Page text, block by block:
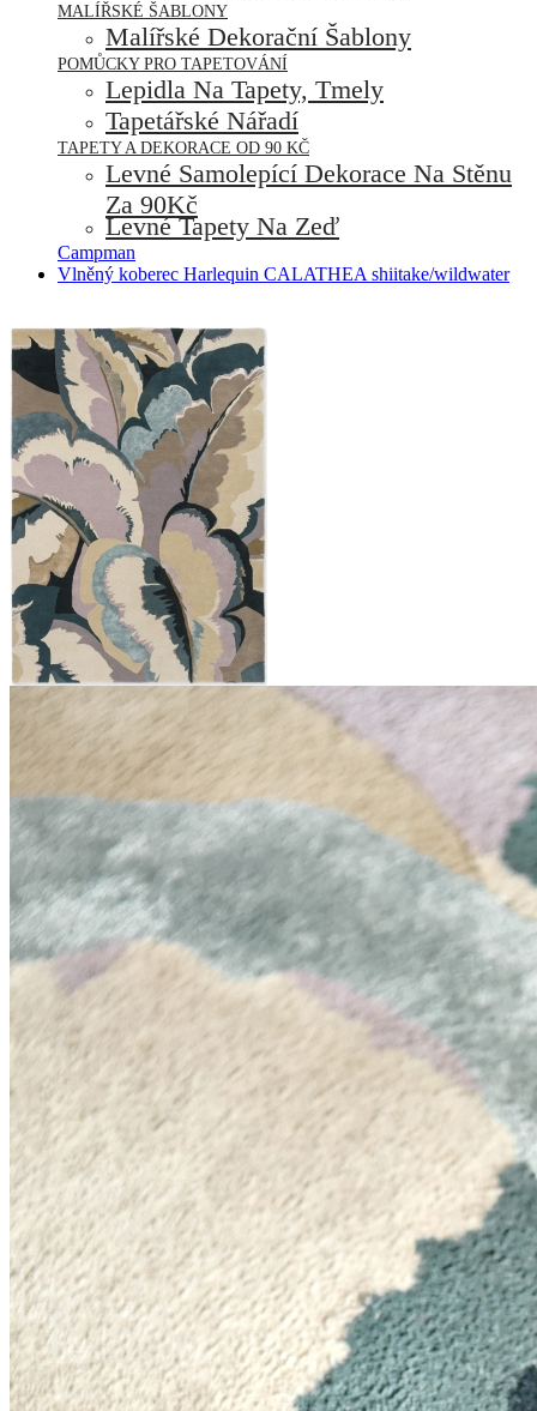
MALÍŘSKÉ ŠABLONY
Malířské Dekorační Šablony
POMŮCKY PRO TAPETOVÁNÍ
Lepidla Na Tapety, Tmely
Tapetářské Nářadí
TAPETY A DEKORACE OD 90 KČ
Levné Samolepící Dekorace Na Stěnu
Za 90Kč
Levné Tapety Na Zeď
Campman
Vlněný koberec Harlequin CALATHEA shiitake/wildwater